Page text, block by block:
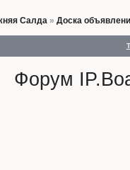
Салда» Доска
Форум